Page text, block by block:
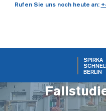
SPIRKA
BERLIN
Rufen Sie uns noch heute an: